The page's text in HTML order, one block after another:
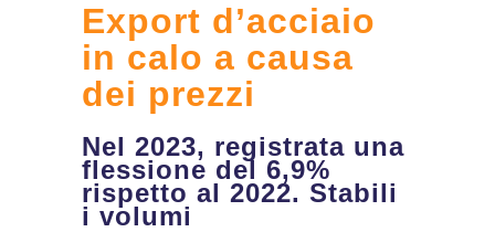
Export d’acciaio
in calo a causa
dei prezzi
Nel 2023, registrata una
flessione del 6,9%
rispetto al 2022. Stabili
i volumi